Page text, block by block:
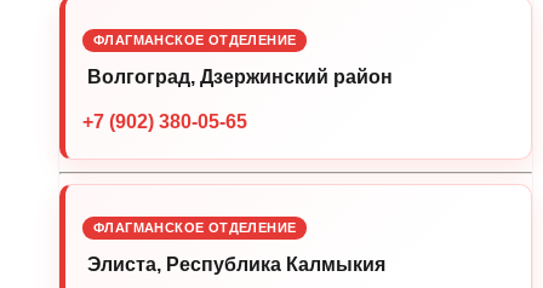
ФЛАГМАНСКОЕ ОТДЕЛЕНИЕ
Волгоград, Дзержинский район
+7 (902) 380-05-65
ФЛАГМАНСКОЕ ОТДЕЛЕНИЕ
Элиста, Республика Калмыкия